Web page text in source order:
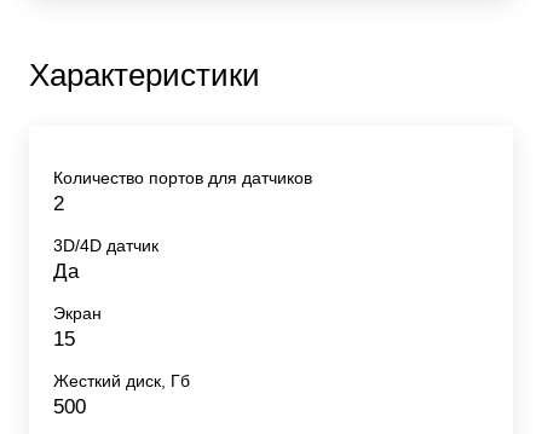
Характеристики
Количество портов для датчиков
2
3D/4D датчик
Да
Экран
15
Жесткий диск, Гб
500